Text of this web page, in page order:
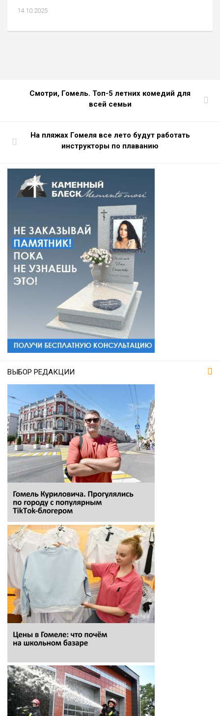
14.10.2025
Смотри, Гомель. Топ-5 летних комедий для
всей семьи
На пляжах Гомеля все лето будут работать
инструкторы по плаванию
ВЫБОР РЕДАКЦИИ